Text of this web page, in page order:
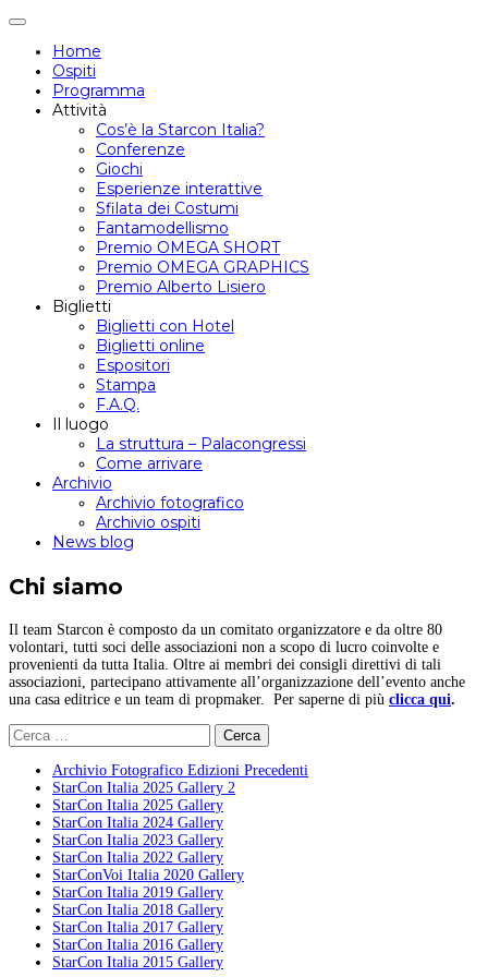
Attiva/disattiva
navigazione
Home
Ospiti
Programma
Attività
Cos’è la Starcon Italia?
Conferenze
Giochi
Esperienze interattive
Sfilata dei Costumi
Fantamodellismo
Premio OMEGA SHORT
Premio OMEGA GRAPHICS
Premio Alberto Lisiero
Biglietti
Biglietti con Hotel
Biglietti online
Espositori
Stampa
F.A.Q.
Il luogo
La struttura – Palacongressi
Come arrivare
Archivio
Archivio fotografico
Archivio ospiti
News blog
Chi siamo
Il team Starcon è composto da un comitato organizzatore e da oltre 80
volontari, tutti soci delle associazioni non a scopo di lucro coinvolte e
provenienti da tutta Italia. Oltre ai membri dei consigli direttivi di tali
associazioni, partecipano attivamente all’organizzazione dell’evento anche
una casa editrice e un team di propmaker. Per saperne di più clicca qui.
Ricerca
per:
Archivio Fotografico Edizioni Precedenti
StarCon Italia 2025 Gallery 2
StarCon Italia 2025 Gallery
StarCon Italia 2024 Gallery
StarCon Italia 2023 Gallery
StarCon Italia 2022 Gallery
StarConVoi Italia 2020 Gallery
StarCon Italia 2019 Gallery
StarCon Italia 2018 Gallery
StarCon Italia 2017 Gallery
StarCon Italia 2016 Gallery
StarCon Italia 2015 Gallery